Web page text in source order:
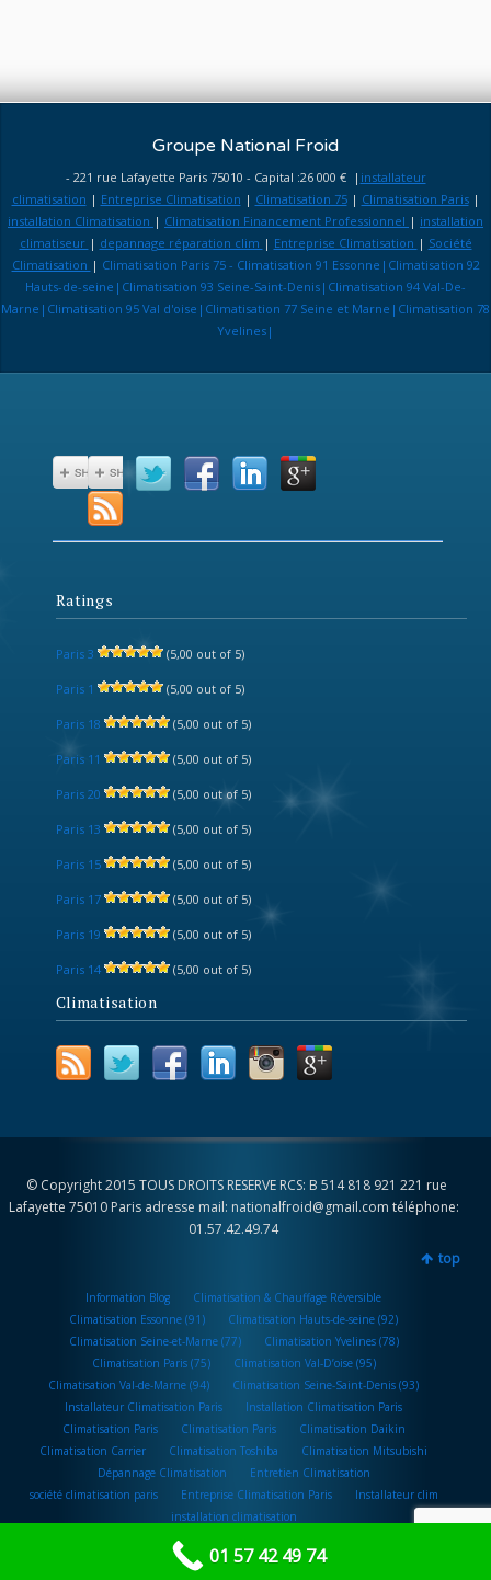
Groupe National Froid
- 221 rue Lafayette Paris 75010 - Capital :26 000 € | installateur
climatisation | Entreprise Climatisation | Climatisation 75| Climatisation Paris|
installation Climatisation | Climatisation Financement Professionnel | installation
climatiseur | depannage réparation clim | Entreprise Climatisation | Société
Climatisation | Climatisation Paris 75 - Climatisation 91 Essonne|Climatisation 92
Hauts-de-seine|Climatisation 93 Seine-Saint-Denis|Climatisation 94 Val-De-
Marne|Climatisation 95 Val d'oise|Climatisation 77 Seine et Marne|Climatisation 78
Yvelines|
Ratings
Paris 3 (5,00 out of 5)
Paris 1 (5,00 out of 5)
Paris 18 (5,00 out of 5)
Paris 11 (5,00 out of 5)
Paris 20 (5,00 out of 5)
Paris 13 (5,00 out of 5)
Paris 15 (5,00 out of 5)
Paris 17 (5,00 out of 5)
Paris 19 (5,00 out of 5)
Paris 14 (5,00 out of 5)
Climatisation
© Copyright 2015 TOUS DROITS RESERVE RCS: B 514 818 921 221 rue
Lafayette 75010 Paris adresse mail: nationalfroid@gmail.com téléphone:
01.57.42.49.74
top
Information Blog
Climatisation & Chauffage Réversible
Climatisation Essonne (91)
Climatisation Hauts-de-seine (92)
Climatisation Seine-et-Marne (77)
Climatisation Yvelines (78)
Climatisation Paris (75)
Climatisation Val-D’oise (95)
Climatisation Val-de-Marne (94)
Climatisation Seine-Saint-Denis (93)
Installateur Climatisation Paris
Installation Climatisation Paris
Climatisation Paris
Climatisation Paris
Climatisation Daikin
Climatisation Carrier
Climatisation Toshiba
Climatisation Mitsubishi
Dépannage Climatisation
Entretien Climatisation
société climatisation paris
Entreprise Climatisation Paris
Installateur clim
installation climatisation
01 57 42 49 74